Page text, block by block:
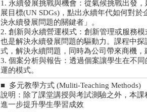
1. 永續發展挑戰與機會：從氣候挑戰出發
展目標(UN SDGs)，點出永續年代如何對
決永續發展問題的關鍵者」。
2. 創新與永續營運模式：創新管理或服務
也是解決永續發展問題的驅動力。課程中
式，解決永續問題，同時為公司帶來商機，
3. 個案分析與報告：透過個案讓學生在不
運的模式。
■ 多元教學方式 (Muliti-Teaching Methods)
說明：除了課堂講授與考試測驗之外，本
進一步提升學生學習成效